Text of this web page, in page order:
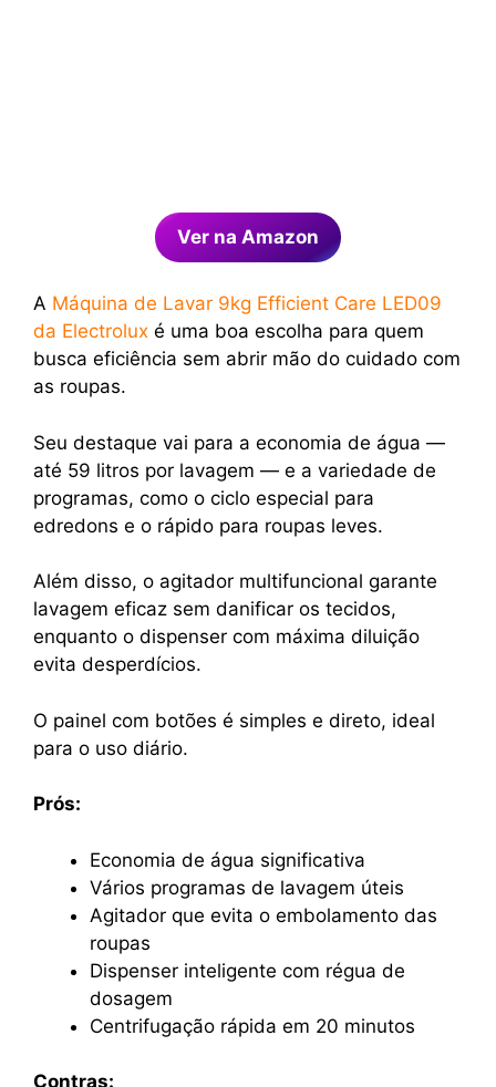
Ver na Amazon
A Máquina de Lavar 9kg Efficient Care LED09
da Electrolux é uma boa escolha para quem
busca eficiência sem abrir mão do cuidado com
as roupas.
Seu destaque vai para a economia de água —
até 59 litros por lavagem — e a variedade de
programas, como o ciclo especial para
edredons e o rápido para roupas leves.
Além disso, o agitador multifuncional garante
lavagem eficaz sem danificar os tecidos,
enquanto o dispenser com máxima diluição
evita desperdícios.
O painel com botões é simples e direto, ideal
para o uso diário.
Prós:
Economia de água significativa
Vários programas de lavagem úteis
Agitador que evita o embolamento das
roupas
Dispenser inteligente com régua de
dosagem
Centrifugação rápida em 20 minutos
Contras: